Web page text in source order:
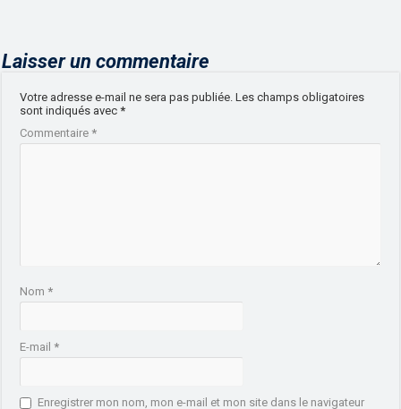
Laisser un commentaire
Votre adresse e-mail ne sera pas publiée. Les champs obligatoires
sont indiqués avec*
Commentaire*
Nom*
E-mail*
Enregistrer mon nom, mon e-mail et mon site dans le navigateur